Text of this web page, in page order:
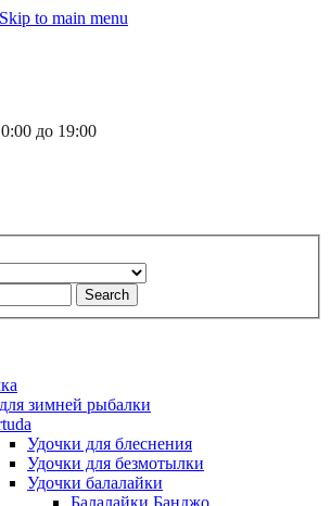
Skip to main menu
до 19:00
Search
зимней рыбалки
Удочки для блеснения
Удочки для безмотылки
Удочки балалайки
Балалайки Банджо